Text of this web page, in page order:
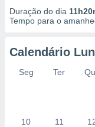
Duração do dia
Tempo para o
Calendário
Seg Ter
10 11